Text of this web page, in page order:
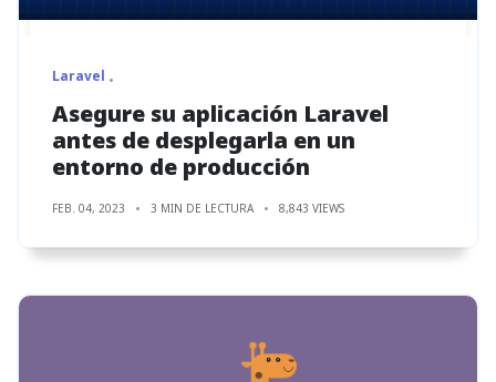
Laravel
Asegure su aplicación Laravel
antes de desplegarla en un
entorno de producción
FEB. 04, 2023 3 MIN DE LECTURA 8,843 VIEWS